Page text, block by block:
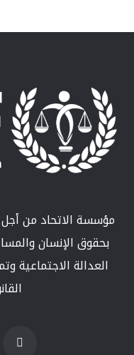
مؤسسة الاتحاد من
بحقوق الإنسان
العدالة الاجتماعية